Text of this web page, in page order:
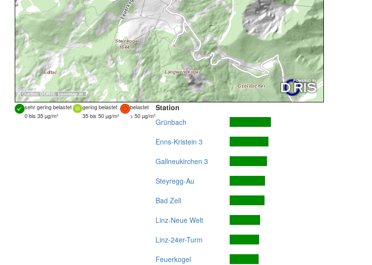
Quellen: DORIS, basemap.at
sehr gering belastet gering belastet
belastet
0 bis 35 µg/m³
35 bis 50 µg/m³ > 50 µg/m³
Station
Grünbach
Enns-Kristein 3
Gallneukirchen 3
Steyregg-Au
Bad Zell
Linz-Neue Welt
Linz-24er-Turm
Feuerkogel